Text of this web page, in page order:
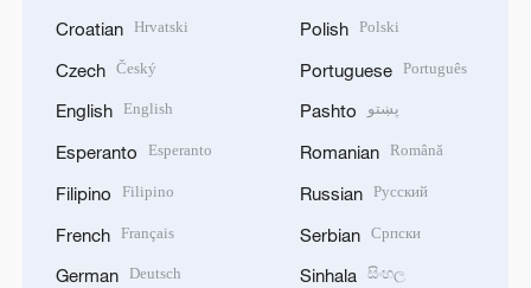
Croatian Hrvatski
Czech Český
English English
Esperanto Esperanto
Filipino Filipino
French Français
German Deutsch
Polish Polski
Portuguese Português
Pashto پښتو
Romanian Română
Russian Русский
Serbian Српски
Sinhala සිංහල